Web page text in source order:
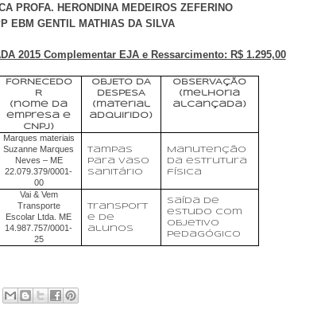
PROFA. HERONDINA MEDEIROS ZEFERINO
EBM GENTIL MATHIAS DA SILVA
2015 Complementar EJA e Ressarcimento: R$ 1.295,00
FORNECEDO
R
(nome da
empresa e
CNPJ)
OBJETO DA
DESPESA
(material
adquirido)
OBSERVAÇÃO
(melhoria
alcançada)
Marques materiais
Suzanne Marques
Neves – ME
22.079.379/0001-
00
Tampas
para vaso
sanitário
Manutenção
da estrutura
física
Vai & Vem
Transporte
Escolar Ltda. ME
14.987.757/0001-
25
Transport
e de
alunos
Saída de
estudo com
objetivo
pedagógico